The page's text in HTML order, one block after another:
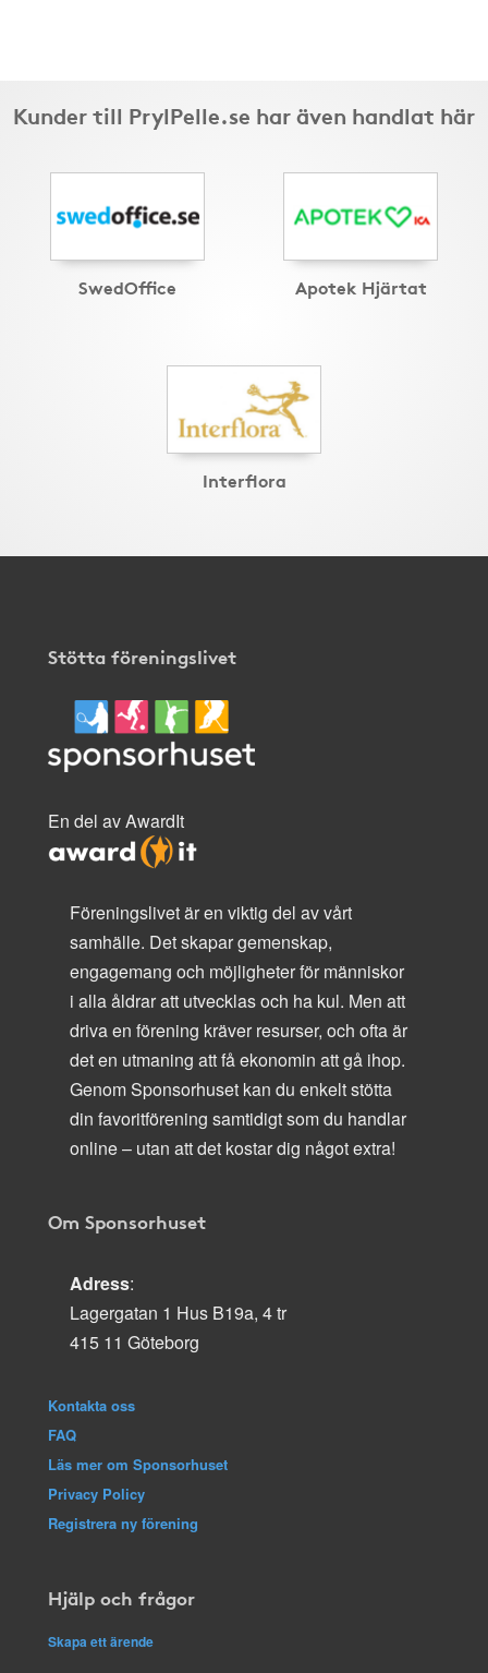
Kunder till PrylPelle.se har även handlat här
SwedOffice Apotek Hjärtat
Interflora
Stötta föreningslivet
En del av AwardIt
Föreningslivet är en viktig del av vårt
samhälle. Det skapar gemenskap,
engagemang och möjligheter för människor
i alla åldrar att utvecklas och ha kul. Men att
driva en förening kräver resurser, och ofta är
det en utmaning att få ekonomin att gå ihop.
Genom Sponsorhuset kan du enkelt stötta
din favoritförening samtidigt som du handlar
online – utan att det kostar dig något extra!
Om Sponsorhuset
Adress:
Lagergatan 1 Hus B19a, 4 tr
415 11 Göteborg
Kontakta oss
FAQ
Läs mer om Sponsorhuset
Privacy Policy
Registrera ny förening
Hjälp och frågor
Skapa ett ärende